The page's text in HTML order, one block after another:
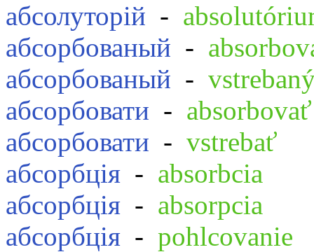
абсолуторій -
абсорбованый -
абсорбованый -
абсорбовати - absorbovať
абсорбовати - vstrebať
абсорбція - absorbcia
абсорбція - absorpcia
абсорбція - pohlcovanie